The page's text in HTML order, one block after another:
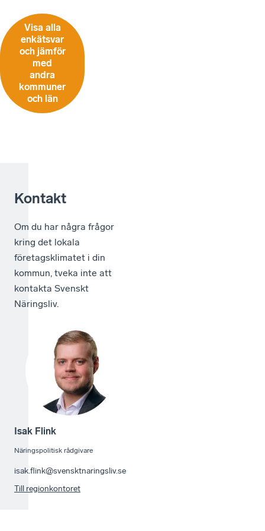
Visa alla
enkätsvar
och jämför
med
andra
kommuner
och län
Kontakt
Om du har några frågor
kring det lokala
företagsklimatet i din
kommun, tveka inte att
kontakta Svenskt
Näringsliv.
Isak Flink
Näringspolitisk rådgivare
isak.flink@svensktnaringsliv.se
Till regionkontoret